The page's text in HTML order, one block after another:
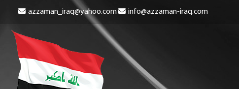
azzaman_iraq@yahoo.com info@azzaman-iraq.com